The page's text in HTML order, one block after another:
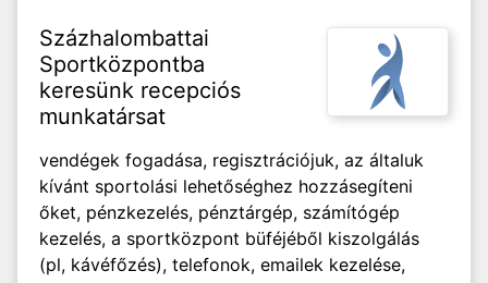
Százhalombattai
Sportközpontba
keresünk recepciós
munkatársat
vendégek fogadása, regisztrációjuk, az általuk
kívánt sportolási lehetőséghez hozzásegíteni
őket, pénzkezelés, pénztárgép, számítógép
kezelés, a sportközpont büféjéből kiszolgálás
(pl, kávéfőzés), telefonok, emailek kezelése,